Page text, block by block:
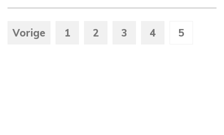
Vorige 1 2 3 4 5